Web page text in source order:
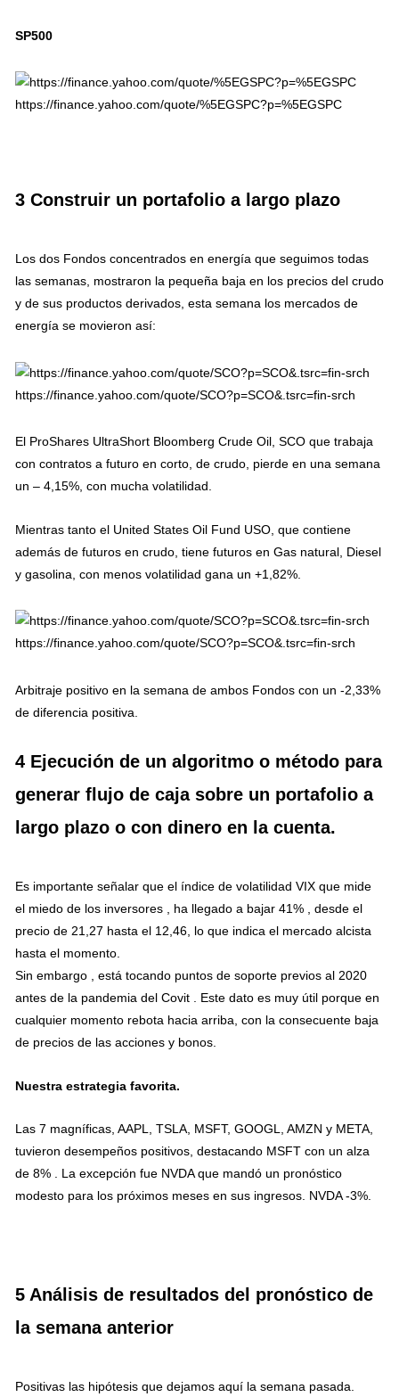
SP500
https://finance.yahoo.com/quote/%5EGSPC?p=%5EGSPC
3 Construir un portafolio a largo plazo
Los dos Fondos concentrados en energía que seguimos todas
las semanas, mostraron la pequeña baja en los precios del crudo
y de sus productos derivados, esta semana los mercados de
energía se movieron así:
https://finance.yahoo.com/quote/SCO?p=SCO&.tsrc=fin-srch
El ProShares UltraShort Bloomberg Crude Oil, SCO que trabaja
con contratos a futuro en corto, de crudo, pierde en una semana
un – 4,15%, con mucha volatilidad.
Mientras tanto el United States Oil Fund USO, que contiene
además de futuros en crudo, tiene futuros en Gas natural, Diesel
y gasolina, con menos volatilidad gana un +1,82%.
https://finance.yahoo.com/quote/SCO?p=SCO&.tsrc=fin-srch
Arbitraje positivo en la semana de ambos Fondos con un -2,33%
de diferencia positiva.
4 Ejecución de un algoritmo o método para
generar flujo de caja sobre un portafolio a
largo plazo o con dinero en la cuenta.
Es importante señalar que el índice de volatilidad VIX que mide
el miedo de los inversores , ha llegado a bajar 41% , desde el
precio de 21,27 hasta el 12,46, lo que indica el mercado alcista
hasta el momento.
Sin embargo , está tocando puntos de soporte previos al 2020
antes de la pandemia del Covit . Este dato es muy útil porque en
cualquier momento rebota hacia arriba, con la consecuente baja
de precios de las acciones y bonos.
Nuestra estrategia favorita.
Las 7 magníficas, AAPL, TSLA, MSFT, GOOGL, AMZN y META,
tuvieron desempeños positivos, destacando MSFT con un alza
de 8% . La excepción fue NVDA que mandó un pronóstico
modesto para los próximos meses en sus ingresos. NVDA -3%.
5 Análisis de resultados del pronóstico de
la semana anterior
Positivas las hipótesis que dejamos aquí la semana pasada.